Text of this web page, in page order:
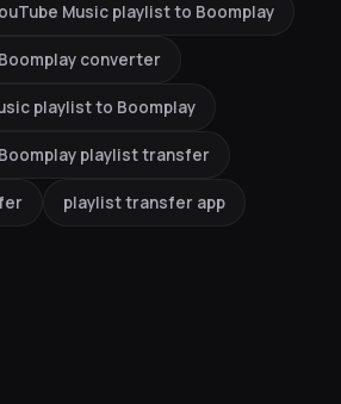
Music playlist to Boomplay
converter
playlist to Boomplay
playlist transfer
playlist transfer app